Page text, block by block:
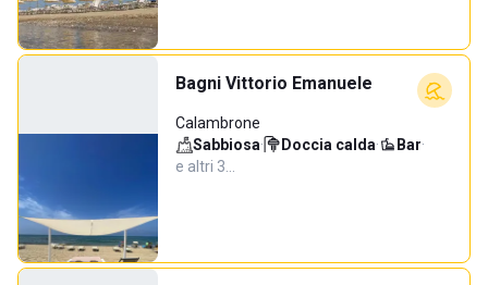
Bagni Vittorio Emanuele
Calambrone
Sabbiosa· Doccia calda· Bar·
e altri 3…